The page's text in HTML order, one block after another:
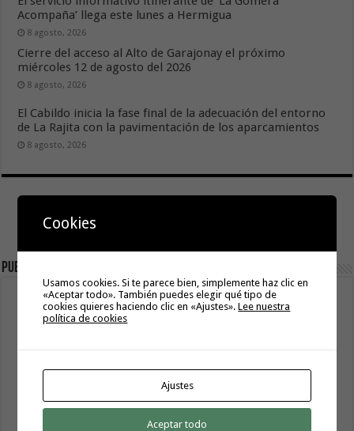
Acompaña’ llega este lunes a Hermigua
8 agosto, 2026
Cierre del acceso al Alto de Garajonay el próximo
miércoles 12 de agosto del 2026
8 agosto, 2026
El Cabildo inicia la fase final de la adecuación del entorno
de La Rajita con la pavimentación de los aparcamientos
8 agosto, 2026
Publicidad
Cookies
Usamos cookies. Si te parece bien, simplemente haz clic en
«Aceptar todo». También puedes elegir qué tipo de
cookies quieres haciendo clic en «Ajustes».Lee nuestra
política de cookies
Ajustes
Aceptar todo